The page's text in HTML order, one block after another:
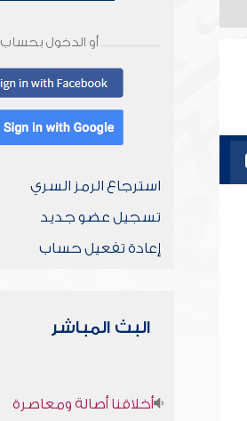
أو الدخول بحساب
استرجاع الرمز السري
تسجيل عضو جديد
إعادة تفعيل حساب
البث المباشر
أخلاقنا أصالة ومعاصرة